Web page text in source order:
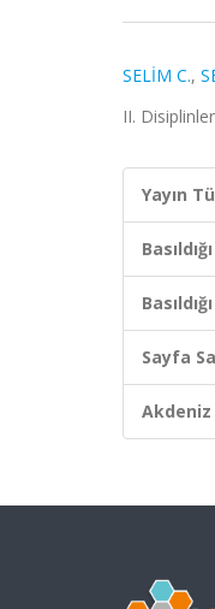
SELİM C.,
II.
Yayın
Sayfa